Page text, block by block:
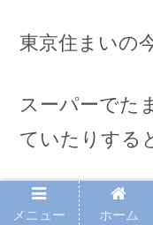
東京住まいの
スーパーでた
ていたりする
ついつい手が
メニュー ホーム